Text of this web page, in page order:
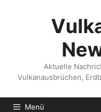
Aktuelle
Vulkanausbrüchen,
Menü